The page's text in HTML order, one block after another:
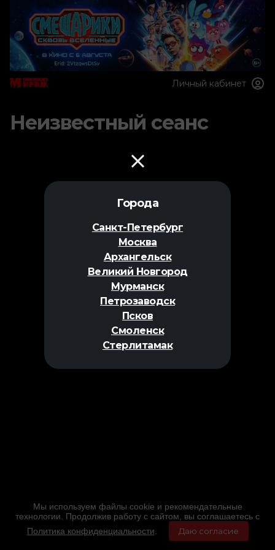
Города
Санкт-Петербург
Москва
Архангельск
Великий Новгород
Мурманск
Петрозаводск
Псков
Смоленск
Стерлитамак
Личный кабинет
Неизвестный сеанс
Мы используем файлы cookie и рекомендательные
технологии. Продолжив работу с сайтом, вы соглашаетесь с
Политика конфиденциальности
Даю согласие